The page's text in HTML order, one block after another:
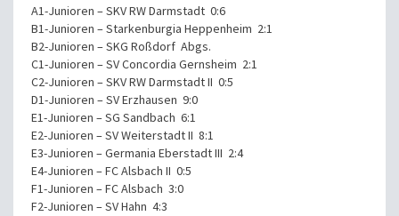
A1-Junioren – SKV RW Darmstadt 0:6
B1-Junioren – Starkenburgia Heppenheim 2:1
B2-Junioren – SKG Roßdorf Abgs.
C1-Junioren – SV Concordia Gernsheim 2:1
C2-Junioren – SKV RW Darmstadt II 0:5
D1-Junioren – SV Erzhausen 9:0
E1-Junioren – SG Sandbach 6:1
E2-Junioren – SV Weiterstadt II 8:1
E3-Junioren – Germania Eberstadt III 2:4
E4-Junioren – FC Alsbach II 0:5
F1-Junioren – FC Alsbach 3:0
F2-Junioren – SV Hahn 4:3